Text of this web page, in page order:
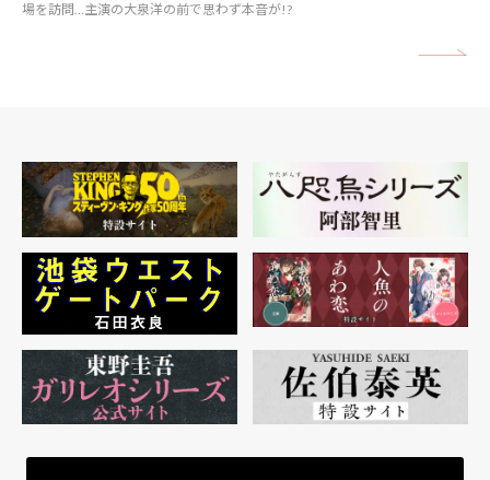
場を訪問…主演の大泉洋の前で思わず本音が!?